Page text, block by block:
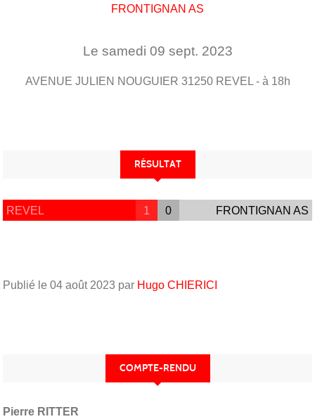
FRONTIGNAN AS
Le samedi 09 sept. 2023
AVENUE JULIEN NOUGUIER 31250 REVEL - à 18h
RÉSULTAT
REVEL 1 0 FRONTIGNAN AS
Publié le 04 août 2023 par Hugo CHIERICI
COMPTE-RENDU
Pierre RITTER